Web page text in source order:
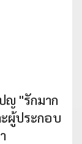
ญ "รักมาก
ผู้ประกอบ